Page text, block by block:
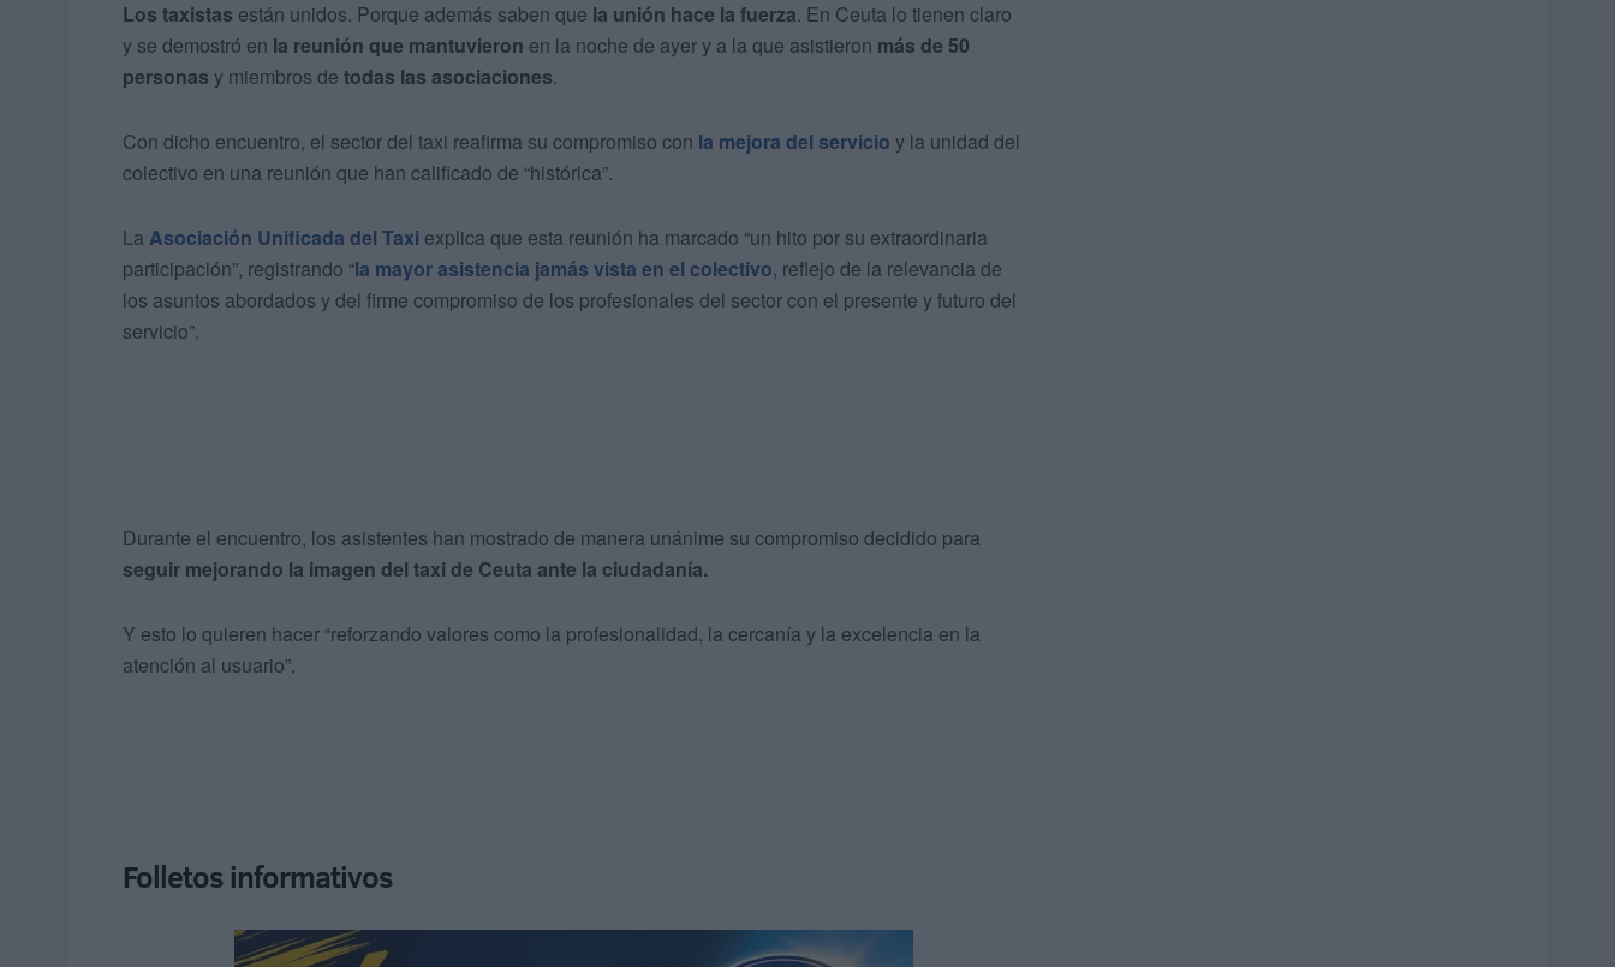
Los taxistas están unidos. Porque además saben que la unión hace la fuerza. En Ceuta lo tienen claro
y se demostró en la reunión que mantuvieron en la noche de ayer y a la que asistieron más de 50
personas y miembros de todas las asociaciones.
Con dicho encuentro, el sector del taxi reafirma su compromiso con la mejora del servicio y la unidad del
colectivo en una reunión que han calificado de “histórica”.
La Asociación Unificada del Taxi explica que esta reunión ha marcado “un hito por su extraordinaria
participación”, registrando “la mayor asistencia jamás vista en el colectivo, reflejo de la relevancia de
los asuntos abordados y del firme compromiso de los profesionales del sector con el presente y futuro del
servicio”.
Durante el encuentro, los asistentes han mostrado de manera unánime su compromiso decidido para
seguir mejorando la imagen del taxi de Ceuta ante la ciudadanía.
Y esto lo quieren hacer “reforzando valores como la profesionalidad, la cercanía y la excelencia en la
atención al usuario”.
Folletos informativos